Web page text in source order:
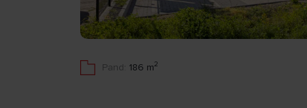
Pand: 186 m2